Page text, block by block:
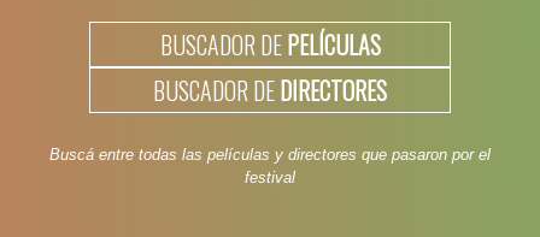
BUSCADOR DEPELÍCULAS
BUSCADOR DEDIRECTORES
Buscá entre todas las películas y directores que pasaron por el
festival